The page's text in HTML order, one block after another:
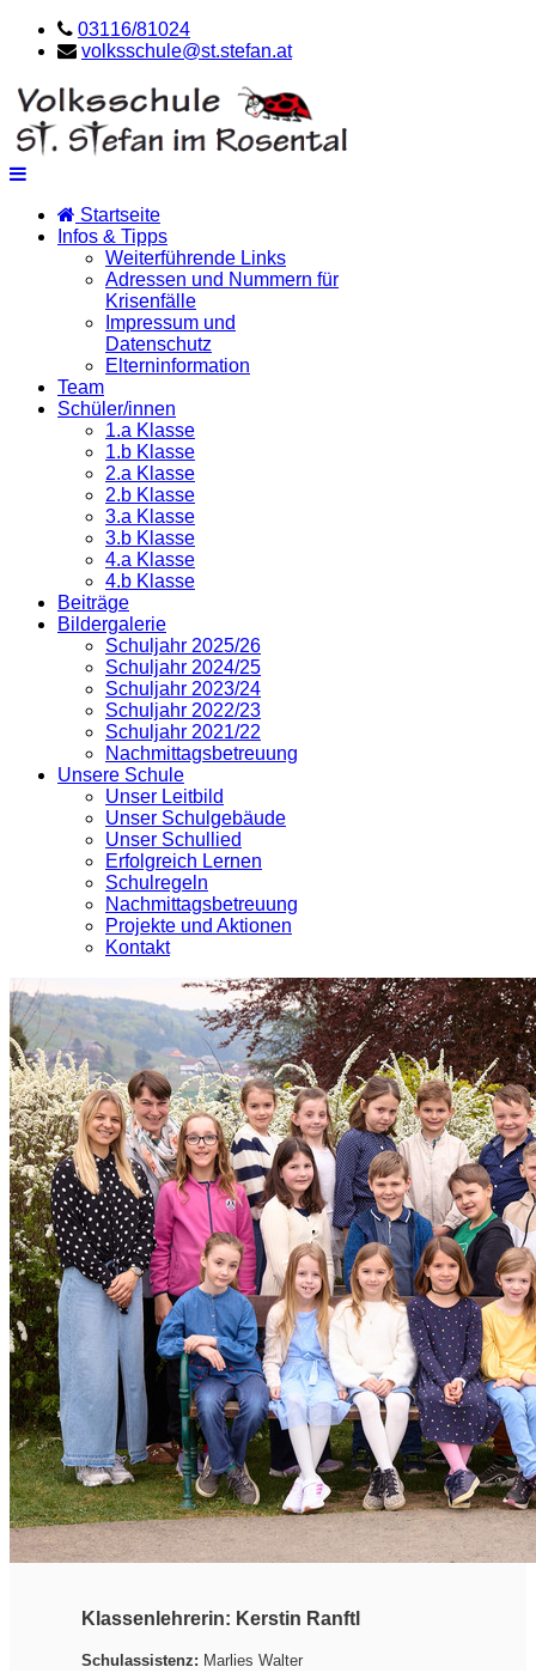
03116/81024
volksschule@st.stefan.at
Startseite
Infos & Tipps
Weiterführende Links
Adressen und Nummern für
Krisenfälle
Impressum und
Datenschutz
Elterninformation
Team
Schüler/innen
1.a Klasse
1.b Klasse
2.a Klasse
2.b Klasse
3.a Klasse
3.b Klasse
4.a Klasse
4.b Klasse
Beiträge
Bildergalerie
Schuljahr 2025/26
Schuljahr 2024/25
Schuljahr 2023/24
Schuljahr 2022/23
Schuljahr 2021/22
Nachmittagsbetreuung
Unsere Schule
Unser Leitbild
Unser Schulgebäude
Unser Schullied
Erfolgreich Lernen
Schulregeln
Nachmittagsbetreuung
Projekte und Aktionen
Kontakt
Klassenlehrerin: Kerstin Ranftl
Schulassistenz: Marlies Walter